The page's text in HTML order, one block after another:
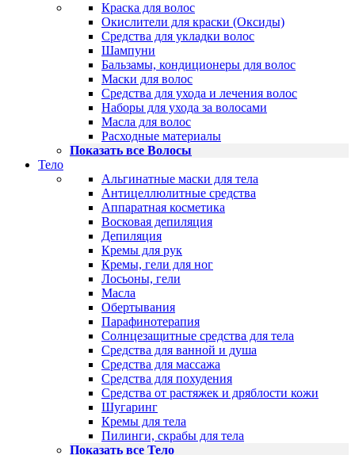
Краска для волос
Окислители для краски (Оксиды)
Средства для укладки волос
Шампуни
Бальзамы, кондиционеры для волос
Маски для волос
Средства для ухода и лечения волос
Наборы для ухода за волосами
Масла для волос
Расходные материалы
Показать все Волосы
Тело
Альгинатные маски для тела
Антицеллюлитные средства
Аппаратная косметика
Восковая депиляция
Депиляция
Кремы для рук
Кремы, гели для ног
Лосьоны, гели
Масла
Обертывания
Парафинотерапия
Солнцезащитные средства для тела
Средства для ванной и душа
Средства для массажа
Средства для похудения
Средства от растяжек и дряблости кожи
Шугаринг
Кремы для тела
Пилинги, скрабы для тела
Показать все Тело